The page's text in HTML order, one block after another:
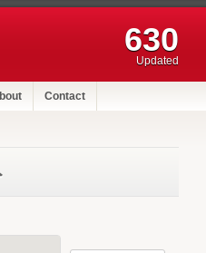
630
Updated
Contact